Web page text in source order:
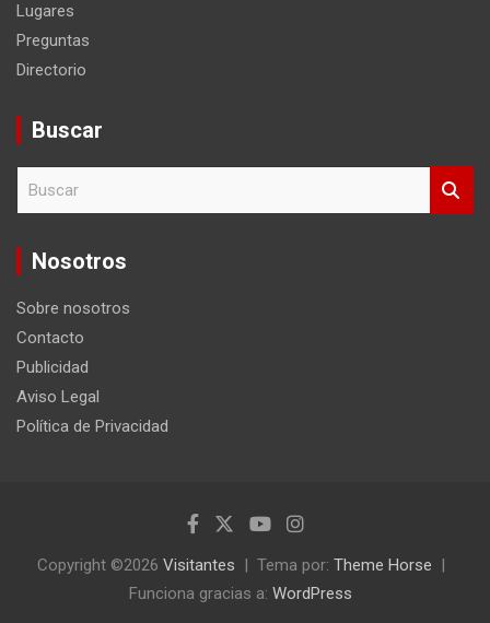
Lugares
Preguntas
Directorio
Buscar
c
Nosotros
Sobre nosotros
Contacto
Publicidad
Aviso Legal
Política de Privacidad
Copyright ©2026 Visitantes Tema por: Theme Horse
Funciona gracias a: WordPress